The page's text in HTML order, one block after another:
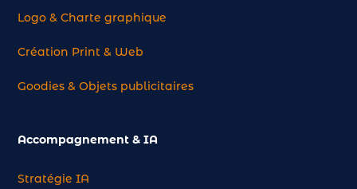
Logo & Charte graphique
Création Print & Web
Goodies & Objets publicitaires
Accompagnement & IA
Stratégie IA